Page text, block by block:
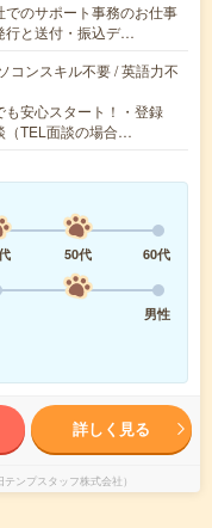
でのサポート事務のお仕事
行と送付・振込デ…
コンスキル不要 / 英語力不
も安心スタート！・登録
（TEL面談の場合…
50代
60代
男性
詳しく見る
ンプスタッフ株式会社）